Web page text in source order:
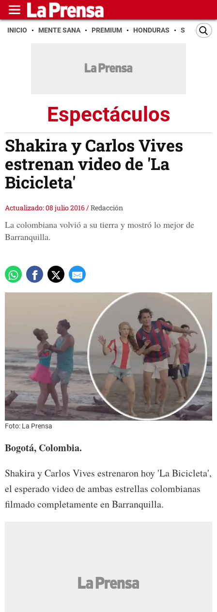
INICIO MENTE SANA PREMIUM HONDURAS SAN PEDRO
Espectáculos
Shakira y Carlos Vives
estrenan video de 'La
Bicicleta'
Actualizado: 08 julio 2016/Redacción
La colombiana volvió a su tierra y mostró lo mejor de
Barranquilla.
Foto: La Prensa
Bogotá, Colombia.
Shakira y Carlos Vives estrenaron hoy 'La Bicicleta',
el esperado video de ambas estrellas colombianas
filmado completamente en Barranquilla.